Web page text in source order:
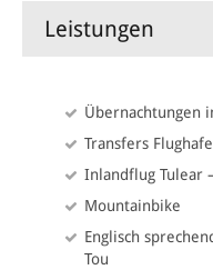
8. Tag Manakara
9. Tag Fianarantsoa
Begleitfahrzeug
10. Tag Ambalavao
Leistungen
Übernachtungen
Transfers
Inlandflug Tulear
Mountainbike
Englisch
Tou